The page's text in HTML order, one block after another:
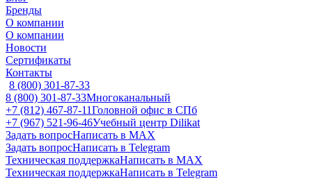
Бренды
О компании
О компании
Новости
Сертификаты
Контакты
8 (800) 301-87-33
8 (800) 301-87-33Многоканальный
+7 (812) 467-87-11Головной офис в СПб
+7 (967) 521-96-46Учебный центр Dilikat
Задать вопросНаписать в MAX
Задать вопросНаписать в Telegram
Техническая поддержкаНаписать в MAX
Техническая поддержкаНаписать в Telegram